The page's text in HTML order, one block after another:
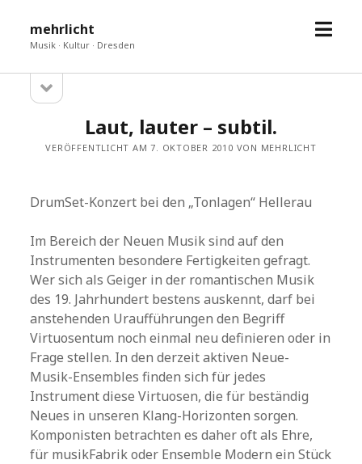
mehrlicht
Musik · Kultur · Dresden
Menü
Sidebar
öffnen
Laut, lauter – subtil.
VERÖFFENTLICHT AM 7. OKTOBER 2010 VON MEHRLICHT
DrumSet-Konzert bei den „Tonlagen“ Hellerau
Im Bereich der Neuen Musik sind auf den
Instrumenten besondere Fertigkeiten gefragt.
Wer sich als Geiger in der romantischen Musik
des 19. Jahrhundert bestens auskennt, darf bei
anstehenden Uraufführungen den Begriff
Virtuosentum noch einmal neu definieren oder in
Frage stellen. In den derzeit aktiven Neue-
Musik-Ensembles finden sich für jedes
Instrument diese Virtuosen, die für beständig
Neues in unseren Klang-Horizonten sorgen.
Komponisten betrachten es daher oft als Ehre,
für musikFabrik oder Ensemble Modern ein Stück